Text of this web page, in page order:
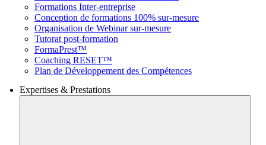
Formations Inter-entreprise
Conception de formations 100% sur-mesure
Organisation de Webinar sur-mesure
Tutorat post-formation
FormaPrest™
Coaching RESET™
Plan de Développement des Compétences
Expertises & Prestations